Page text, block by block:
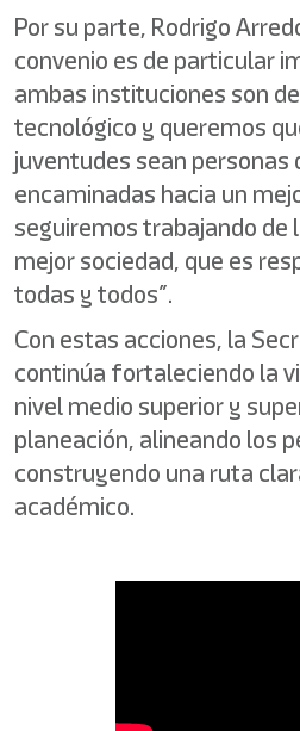
Por su parte, Rodrigo
convenio es de particular
ambas instituciones son
tecnológico y queremos
juventudes sean personas
encaminadas hacia un
seguiremos trabajando de
mejor sociedad, que es
todas y todos”.
Con estas acciones, la
continúa fortaleciendo la
nivel medio superior y
planeación, alineando los
construyendo una ruta
académico.